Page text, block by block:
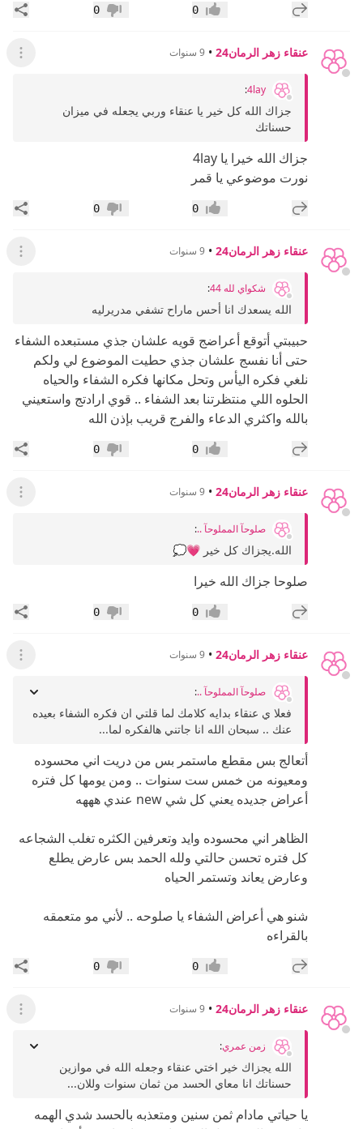
إضافة رد جديد إعجاب0 عدم إعجاب
0
عنقاء زهر الرمان24 • 9 سنوات عرض
4lay
:
جزاك الله كل خير يا عنقاء وربي يجعله في ميزان
حسناتك
جزاك الله خيرا يا 4lay
نورت موضوعي يا قمر
إضافة رد جديد إعجاب0 عدم إعجاب
0
عنقاء زهر الرمان24 • 9 سنوات عرض
شكواي لله 44 :
الله يسعدك انا أحس ماراح تشفي مدريرليه
حبيبتي أتوقع أعراضج قويه علشان جذي مستبعده الشفاء
حتى أنا نفسج علشان جذي حطيت الموضوع لي ولكم
نلغي فكره اليأس وتحل مكانها فكره الشفاء والحياه
الحلوه اللي منتظرتنا بعد الشفاء .. قوي ارادتج واستعيني
بالله واكثري الدعاء والفرج قريب بإذن الله
إضافة رد جديد إعجاب0 عدم إعجاب
0
عنقاء زهر الرمان24 • 9 سنوات عرض
صلوحآ المملوحآ ..:
الله.يجزاك كل خير 💗💭
صلوحا جزاك الله خيرا
إضافة رد جديد إعجاب0 عدم إعجاب
0
عنقاء زهر الرمان24 • 9 سنوات عرض
صلوحآ المملوحآ ..:
فعلا ي عنقاء بدايه كلامك لما قلتي ان فكره الشفاء بعيده
عنك .. سبحان الله انا جاتني هالفكره لما...
أتعالج بس مقطع ماستمر بس من دريت اني محسوده
ومعيونه من خمس ست سنوات .. ومن يومها كل فتره
أعراض جديده يعني كل شي new عندي هههه
الظاهر اني محسوده وايد وتعرفين الكثره تغلب الشجاعه
كل فتره تحسن حالتي ولله الحمد بس عارض يطلع
وعارض يعاند وتستمر الحياه
شنو هي أعراض الشفاء يا صلوحه .. لأني مو متعمقه
بالقراءه
إضافة رد جديد إعجاب0 عدم إعجاب
0
عنقاء زهر الرمان24 • 9 سنوات عرض
زمن عمري:
الله يجزاك خير اختي عنقاء وجعله الله في موازين
حسناتك انا معاي الحسد من ثمان سنوات وللان...
يا حياتي مادام ثمن سنين ومتعذبه بالحسد شدي الهمه